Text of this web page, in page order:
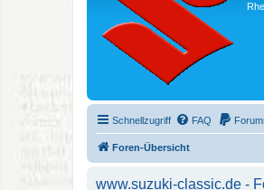
Schnellzugriff FAQ
Foren-Übersicht
www.suzuki-classic.de -